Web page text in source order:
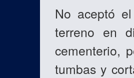
No aceptó
terreno en
cementerio,
tumbas y